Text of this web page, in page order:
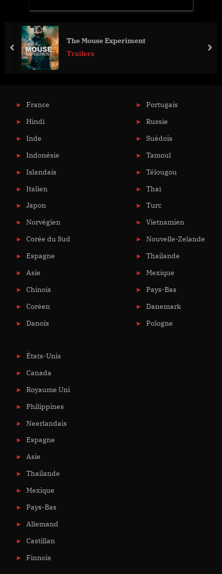
The Mouse Experiment
Trailers
prev
France
Hindi
Inde
Indonésie
Islandais
Italien
Japon
Norvégien
Corée du Sud
Espagne
Asie
Chinois
Coréen
Danois
Portugais
Russie
Suédois
Tamoul
Télougou
Thaï
Turc
Vietnamien
Nouvelle-Zelande
Thailande
Mexique
Pays-Bas
Danemark
Pologne
États-Unis
Canada
Royaume Uni
Philippines
Neerlandais
Espagne
Asie
Thailande
Mexique
Pays-Bas
Allemand
Castillan
Finnois